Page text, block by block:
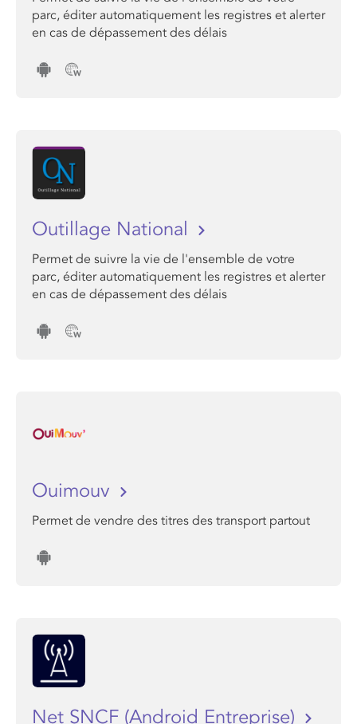
parc, éditer automatiquement les registres et alerter
en cas de dépassement des délais
Outillage National
Permet de suivre la vie de l'ensemble de votre
parc, éditer automatiquement les registres et alerter
en cas de dépassement des délais
Ouimouv
Permet de vendre des titres des transport partout
Net SNCF (Android Entreprise)